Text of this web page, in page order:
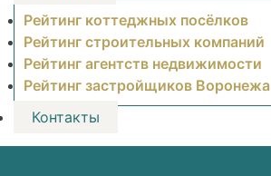
Рейтинг коттеджных посёлков
Рейтинг строительных компаний
Рейтинг агентств недвижимости
Рейтинг застройщиков Воронежа
Контакты